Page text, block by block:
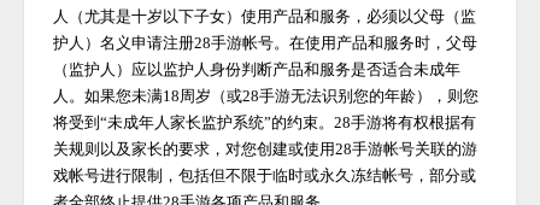
人（尤其是十岁以下子女）使用产品和服务，必须以父母（监
护人）名义申请注册28手游帐号。在使用产品和服务时，父母
（监护人）应以监护人身份判断产品和服务是否适合未成年
人。如果您未满18周岁（或28手游无法识别您的年龄），则您
将受到“未成年人家长监护系统”的约束。28手游将有权根据有
关规则以及家长的要求，对您创建或使用28手游帐号关联的游
戏帐号进行限制，包括但不限于临时或永久冻结帐号，部分或